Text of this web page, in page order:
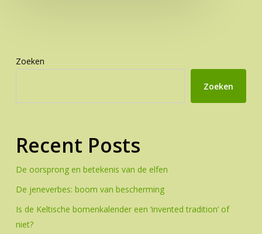
Zoeken
Zoeken
Recent Posts
De oorsprong en betekenis van de elfen
De jeneverbes: boom van bescherming
Is de Keltische bomenkalender een ‘invented tradition’ of
niet?